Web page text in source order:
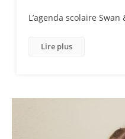
L’agenda scolaire
Lire plus